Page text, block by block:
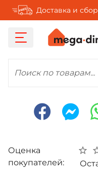
Доставка и
Поиск по товарам...
Оценка
покупателей: